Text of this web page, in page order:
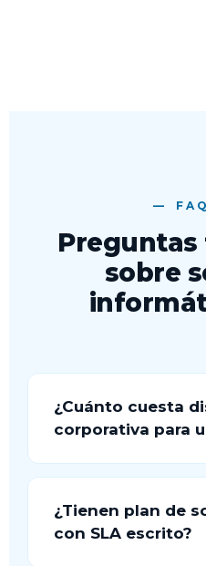
sobre
¿Cuánto cuesta
corporativa para
¿Tienen plan de
con SLA escrito?